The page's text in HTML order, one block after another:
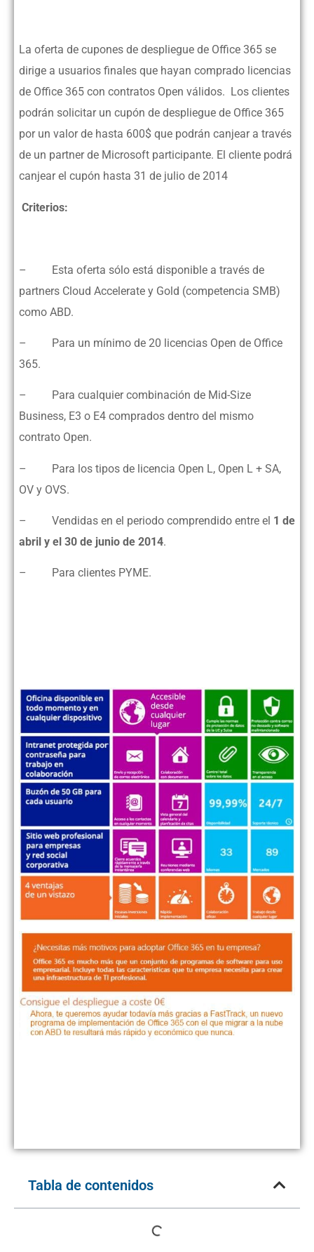
La oferta de cupones de despliegue de Office 365 se
dirige a usuarios finales que hayan comprado licencias
de Office 365 con contratos Open válidos. Los clientes
podrán solicitar un cupón de despliegue de Office 365
por un valor de hasta 600$ que podrán canjear a través
de un partner de Microsoft participante. El cliente podrá
canjear el cupón hasta 31 de julio de 2014
Criterios:
– Esta oferta sólo está disponible a través de
partners Cloud Accelerate y Gold (competencia SMB)
como ABD.
– Para un mínimo de 20 licencias Open de Office
365.
– Para cualquier combinación de Mid-Size
Business, E3 o E4 comprados dentro del mismo
contrato Open.
– Para los tipos de licencia Open L, Open L + SA,
OV y OVS.
– Vendidas en el periodo comprendido entre el 1 de
abril y el 30 de junio de 2014.
– Para clientes PYME.
Tabla de contenidos